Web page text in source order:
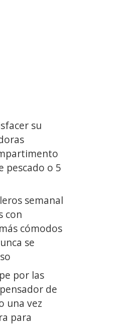
su
pescado o 5
semanal
con
cómodos
se
por las
de
una vez
para